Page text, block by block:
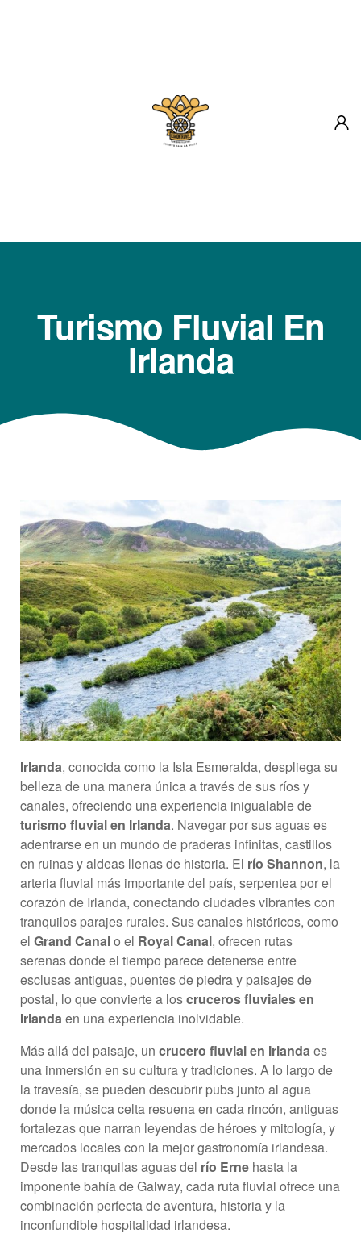
Turismo Fluvial En
Irlanda
Irlanda, conocida como la Isla Esmeralda, despliega su
belleza de una manera única a través de sus ríos y
canales, ofreciendo una experiencia inigualable de
turismo fluvial en Irlanda. Navegar por sus aguas es
adentrarse en un mundo de praderas infinitas, castillos
en ruinas y aldeas llenas de historia. El río Shannon, la
arteria fluvial más importante del país, serpentea por el
corazón de Irlanda, conectando ciudades vibrantes con
tranquilos parajes rurales. Sus canales históricos, como
el Grand Canalo el Royal Canal, ofrecen rutas
serenas donde el tiempo parece detenerse entre
esclusas antiguas, puentes de piedra y paisajes de
postal, lo que convierte a loscruceros fluviales en
Irlanda en una experiencia inolvidable.
Más allá del paisaje, un crucero fluvial en Irlanda es
una inmersión en su cultura y tradiciones. A lo largo de
la travesía, se pueden descubrir pubs junto al agua
donde la música celta resuena en cada rincón, antiguas
fortalezas que narran leyendas de héroes y mitología, y
mercados locales con la mejor gastronomía irlandesa.
Desde las tranquilas aguas del río Erne hasta la
imponente bahía de Galway, cada ruta fluvial ofrece una
combinación perfecta de aventura, historia y la
inconfundible hospitalidad irlandesa.